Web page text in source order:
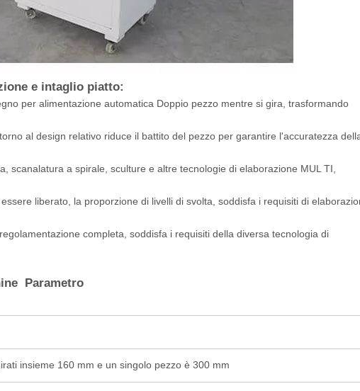
e intaglio piatto:
per alimentazione automatica Doppio pezzo mentre si gira, trasformando
al design relativo riduce il battito del pezzo per garantire l'accuratezza
scanalatura a spirale, sculture e altre tecnologie di elaborazione MUL TI,
liberato, la proporzione di livelli di svolta, soddisfa i requisiti di
completa, soddisfa i requisiti della diversa tecnologia di
Parametro
insieme 160 mm e un singolo pezzo è 300 mm